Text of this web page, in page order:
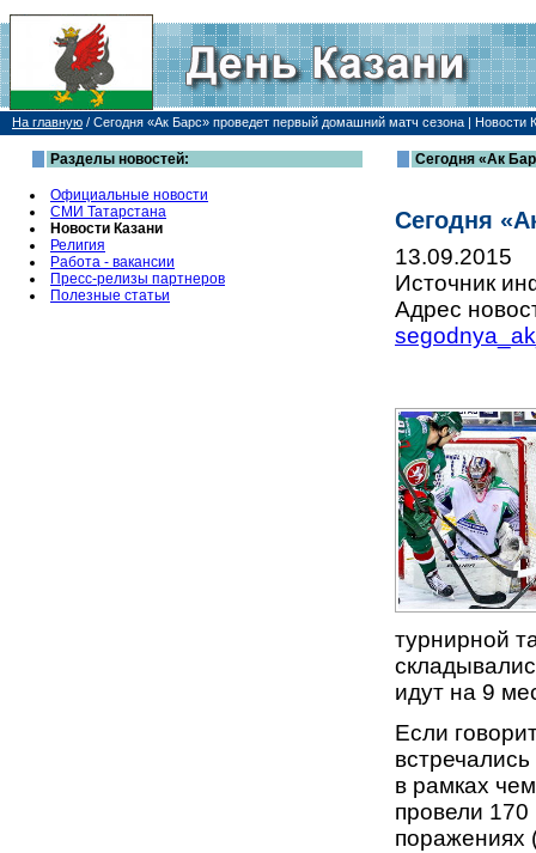
На главную / Сегодня «Ак Барс» проведет первый домашний матч сезона | Новости
Разделы новостей:
Официальные новости
СМИ Татарстана
Новости Казани
Религия
Работа - вакансии
Пресс-релизы партнеров
Полезные статьи
Сегодня «Ак
Сегодня
13.09.2015
Источник
Адрес
турнирной
идут на 9
Если
в рамках
провели 170
поражениях